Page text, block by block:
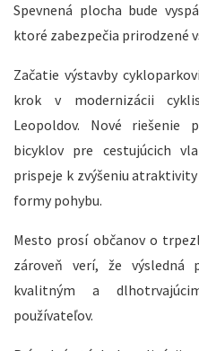
Spevnená plocha bude
ktoré zabezpečia prirodzené
Začatie výstavby
krok v modernizácii
Leopoldov. Nové riešenie
bicyklov pre cestujúcich
prispeje k zvýšeniu
formy pohybu.
Mesto prosí občanov o
zároveň verí, že výsledná
kvalitným a
používateľov.